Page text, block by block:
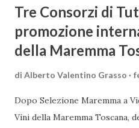
Tre Consorzi di
promozione
della Maremma
di Alberto Valentino Grasso
Dopo Selezione Maremma a
Vini della Maremma Toscana,